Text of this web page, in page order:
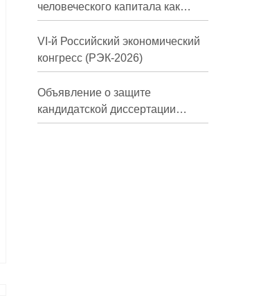
человеческого капитала как
фактор экономического роста»
VI-й Российский экономический
конгресс (РЭК-2026)
Объявление о защите
кандидатской диссертации
Трындиной Николь Сергеевны